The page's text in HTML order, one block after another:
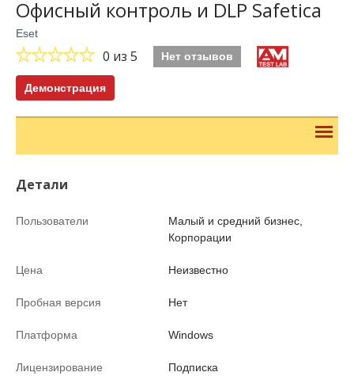
Офисный контроль и DLP Safetica
Eset
0 из 5 Нет отзывов
Демонстрация
Детали
Пользователи
Малый и средний бизнес,
Корпорации
Цена Неизвестно
Пробная версия Нет
Платформа Windows
Лицензирование Подписка